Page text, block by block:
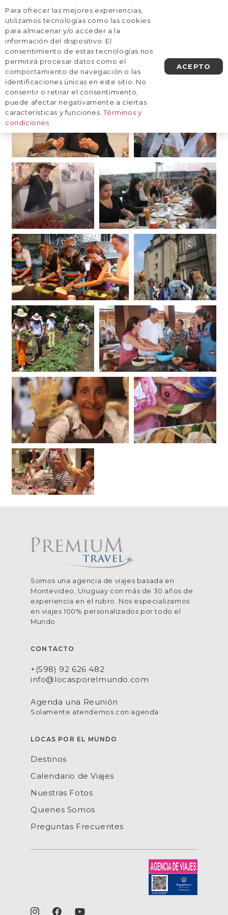
AGENDA UNA LLAMADA
México foodie con Juliana López
May
Somos una agencia de viajes basada en
Montevideo, Uruguay con más de 30 años de
experiencia en el rubro. Nos especializamos
en viajes 100% personalizados por todo el
Mundo.
CONTACTO
+(598) 92 626 482
info@locasporelmundo.com
Agenda una Reunión
Solamente atendemos con agenda
LOCAS POR EL MUNDO
Destinos
Calendario de Viajes
Nuestras Fotos
Quienes Somos
Preguntas Frecuentes
Para ofrecer las mejores experiencias,
utilizamos tecnologías como las cookies
para almacenar y/o acceder a la
información del dispositivo. El
consentimiento de estas tecnologías nos
permitirá procesar datos como el
comportamiento de navegación o las
identificaciones únicas en este sitio. No
consentir o retirar el consentimiento,
puede afectar negativamente a ciertas
características y funciones.Términos y
condiciones
ACEPTO